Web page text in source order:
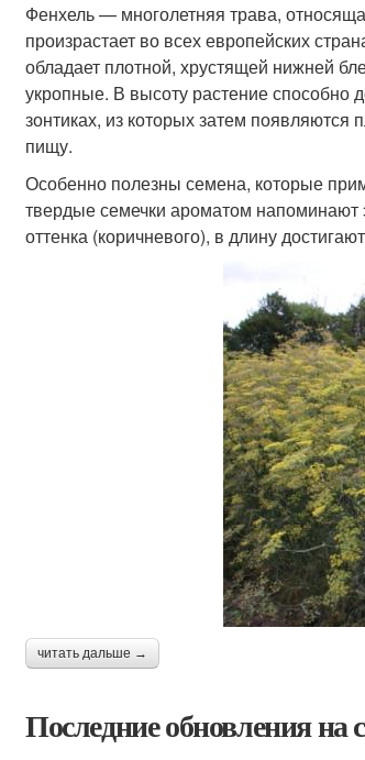
Фенхель — многолетняя трава,
произрастает во всех европейских
обладает плотной, хрустящей нижней
укропные. В высоту растение способно
зонтиках, из которых затем
пищу.
Особенно полезны семена, которые
твердые семечки ароматом
оттенка (коричневого), в длину
читать дальше →
Последние обновления на